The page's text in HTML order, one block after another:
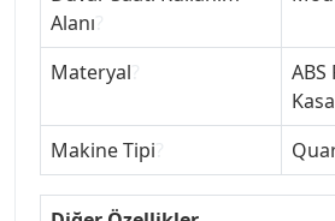
Alanı
Materyal
Kasa
Makine Tipi